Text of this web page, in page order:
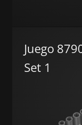
Juego
Set 1